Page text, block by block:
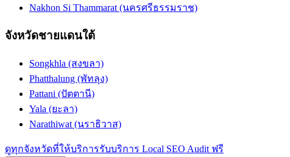
Nakhon Si Thammarat (นครศรีธรรมราช)
จังหวัดชายแดนใต้
Songkhla (สงขลา)
Phatthalung (พัทลุง)
Pattani (ปัตตานี)
Yala (ยะลา)
Narathiwat (นราธิวาส)
ดูทุกจังหวัดที่ให้บริการรับบริการ Local SEO Audit ฟรี